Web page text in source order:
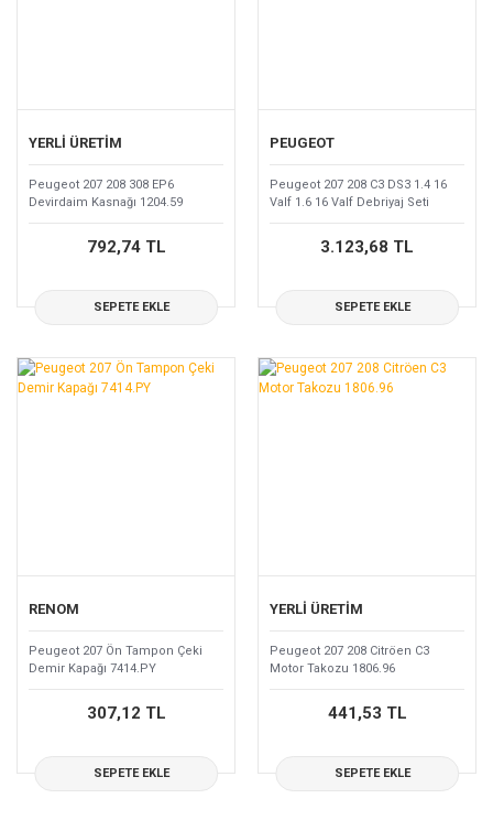
YERLİ ÜRETİM
Peugeot 207 208 308 EP6
Devirdaim Kasnağı 1204.59
792,74 TL
SEPETE EKLE
PEUGEOT
Peugeot 207 208 C3 DS3 1.4 16
Valf 1.6 16 Valf Debriyaj Seti
2053.09
3.123,68 TL
SEPETE EKLE
RENOM
Peugeot 207 Ön Tampon Çeki
Demir Kapağı 7414.PY
307,12 TL
SEPETE EKLE
YERLİ ÜRETİM
Peugeot 207 208 Citröen C3
Motor Takozu 1806.96
441,53 TL
SEPETE EKLE